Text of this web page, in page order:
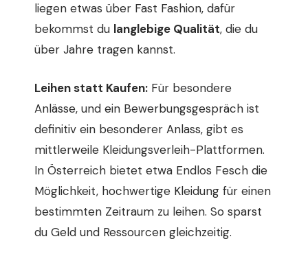
liegen etwas über Fast Fashion, dafür
bekommst du langlebige Qualität, die du
über Jahre tragen kannst.
Leihen statt Kaufen: Für besondere
Anlässe, und ein Bewerbungsgespräch ist
definitiv ein besonderer Anlass, gibt es
mittlerweile Kleidungsverleih-Plattformen.
In Österreich bietet etwa Endlos Fesch die
Möglichkeit, hochwertige Kleidung für einen
bestimmten Zeitraum zu leihen. So sparst
du Geld und Ressourcen gleichzeitig.